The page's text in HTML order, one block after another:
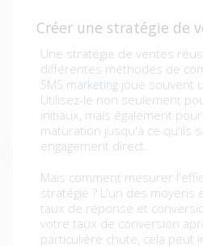
Créer une stratégie de
Une stratégie de ventes
différentes méthodes de
SMS marketing joue souvent
Utilisez-le non seulement
initiaux, mais également
maturation jusqu'à ce qu'ils
engagement direct.
Mais comment mesurer
stratégie ? L'un des moyens
taux de réponse et
votre taux de conversion
particulière chute, cela peut